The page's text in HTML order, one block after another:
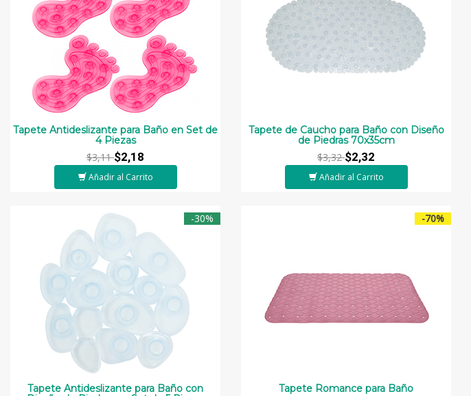
Tapete Antideslizante para Baño en Set de
4 Piezas
$3,11$2,18
Añadir al Carrito
Tapete de Caucho para Baño con Diseño
de Piedras 70x35cm
$3,32$2,32
Añadir al Carrito
-30%
Tapete Antideslizante para Baño con
-70%
Tapete Romance para Baño